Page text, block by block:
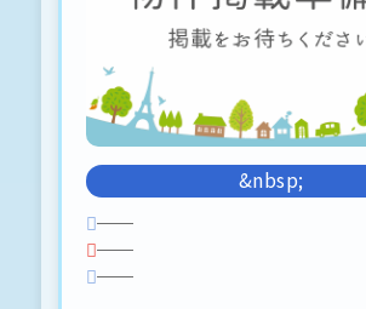
2026-06-18
ミルフルール若宮-201
〒030-0852 青森市大野字
7月末退去
ロードヒーティング対応
&nbsp;
──
──
──